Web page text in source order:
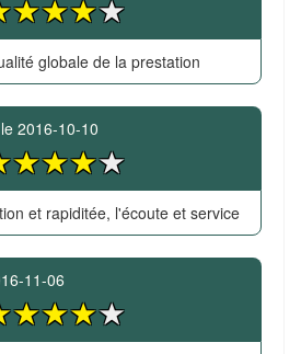
globale de la prestation
le 2016-10-10
et rapiditée, l'écoute et service
11-06